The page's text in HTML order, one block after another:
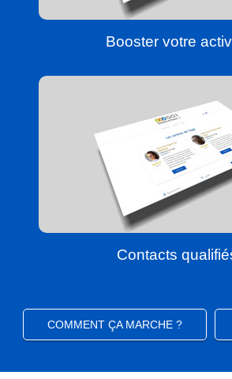
Booster votre
Contacts
COMMENT ÇA MARCHE ?